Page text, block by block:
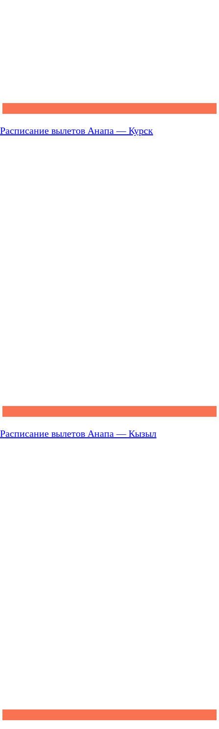
Расписание вылетов Анапа — Курск
Расписание вылетов Анапа — Кызыл